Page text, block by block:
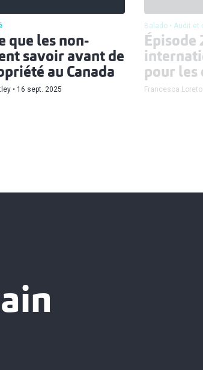
que les non-
savoir avant de
au Canada
16 sept. 2025
Balado Audit et
Épisode
pour les
Francesca Loreto